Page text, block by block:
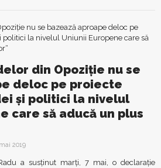
din Opoziţie nu se
deloc pe proiecte
şi politici la nivelul
care să aducă un plus
2019
a susţinut marţi, 7 mai, o declaraţie